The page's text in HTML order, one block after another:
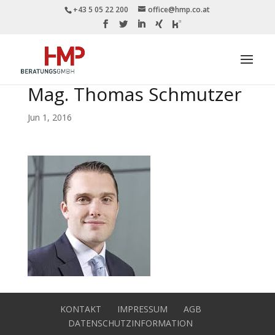
+43 5 05 22 200 office@hmp.co.at
Mag. Thomas Schmutzer
Jun 1, 2016
KONTAKT IMPRESSUM
AGB
DATENSCHUTZINFORMATION